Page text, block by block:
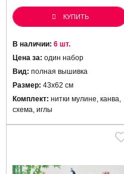
КУПИТЬ
В наличии: 6 шт.
Цена за: один набор
Вид: полная вышивка
Размер: 43х62 см
Комплект: нитки мулине, канва,
схема, иглы